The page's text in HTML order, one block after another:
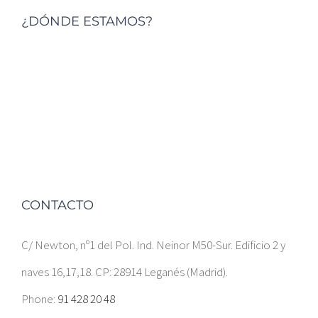
¿DÓNDE ESTAMOS?
CONTACTO
C/ Newton, nº1 del Pol. Ind. Neinor M50-Sur. Edificio 2 y
naves 16,17,18. CP: 28914 Leganés (Madrid).
Phone: 91 428 20 48